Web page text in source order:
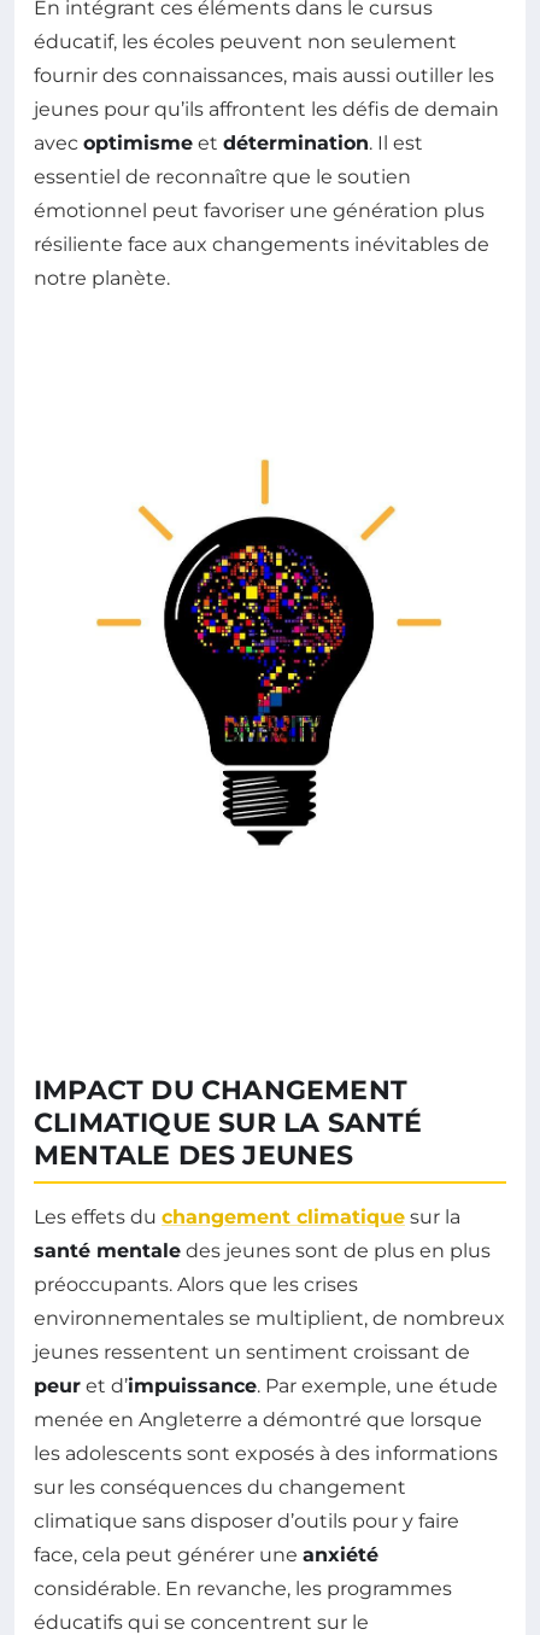
En intégrant ces éléments dans le cursus
éducatif, les écoles peuvent non seulement
fournir des connaissances, mais aussi outiller les
jeunes pour qu’ils affrontent les défis de demain
avec optimisme et détermination. Il est
essentiel de reconnaître que le soutien
émotionnel peut favoriser une génération plus
résiliente face aux changements inévitables de
notre planète.
IMPACT DU CHANGEMENT
CLIMATIQUE SUR LA SANTÉ
MENTALE DES JEUNES
Les effets du changement climatique sur la
santé mentale des jeunes sont de plus en plus
préoccupants. Alors que les crises
environnementales se multiplient, de nombreux
jeunes ressentent un sentiment croissant de
peur et d’impuissance. Par exemple, une étude
menée en Angleterre a démontré que lorsque
les adolescents sont exposés à des informations
sur les conséquences du changement
climatique sans disposer d’outils pour y faire
face, cela peut générer une anxiété
considérable. En revanche, les programmes
éducatifs qui se concentrent sur le